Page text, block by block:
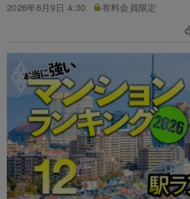
2026年6月9日 4:30
有料会員限定